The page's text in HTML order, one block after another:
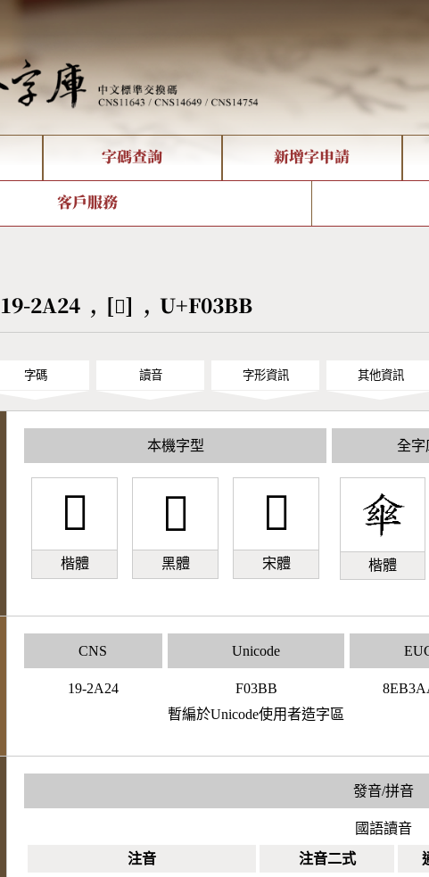
全字庫現況
字碼查詢
部件查詢
拼音查詢
新增字申請
造字解決方案
字形下載
客戶服務
19-2A24 , [󰎻] , U+F03BB
字碼 讀音 字形資訊 其他資訊
本機字型
󰎻
楷體
󰎻
黑體
󰎻
宋體
全字
楷體
CNS
19-2A24
Unicode
F03BB
暫編於Unicode使用者造字區
發音/拼音
國語讀音
注音
注音二式